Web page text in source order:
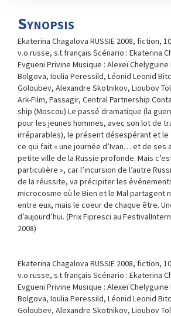
Synopsis
Ekaterina Chagalova RUSSIE 2008, fiction,
v.o.russe, s.t.français Scénario : Ekaterina
Evgueni Privine Musique : Alexeï
Bolgova, Ioulia Peressild, Léonid Leonid
Goloubev, Alexandre Skotnikov, Lioubov
Ark-Film, Passagir, Central Partnership
ship (Moscou) Le passé dramatique (la
pour les jeunes hommes, avec son lot de
irréparables), le présent désespérant et le
ce qui fait « une journée d’Ivan… et de ses
petite ville de la Russie profonde. Mais
particulière », car l’incursion de l’autre
de la réussite, va précipiter les
microcosme où le Bien et le Mal partagent
entre eux, mais le coeur de chaque être.
d’aujourd’hui. (Prix Fipresci au
2008)
Ekaterina Chagalova RUSSIE 2008, fiction,
v.o.russe, s.t.français Scénario : Ekaterina
Evgueni Privine Musique : Alexeï
Bolgova, Ioulia Peressild, Léonid Leonid
Goloubev, Alexandre Skotnikov, Lioubov